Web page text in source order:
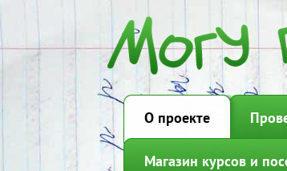
О проекте
Магазин курсов и